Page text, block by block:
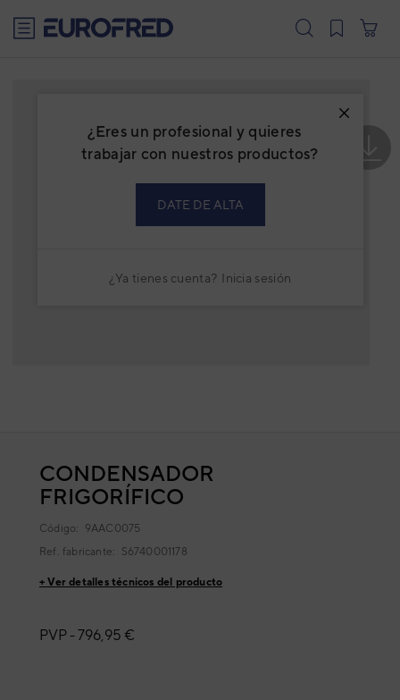
¿Eres un profesional y quieres
trabajar con nuestros productos?
DATE DE ALTA
¿Ya tienes cuenta? Inicia sesión
CONDENSADOR
FRIGORÍFICO
Código: 9AAC0075
Ref. fabricante: S6740001178
+ Ver detalles técnicos del producto
PVP -796,95 €